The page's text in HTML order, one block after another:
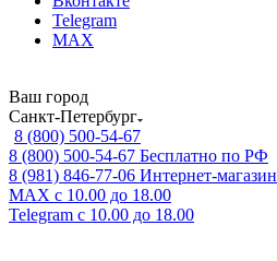
Telegram
MAX
Ваш город
Санкт-Петербург
8 (800) 500-54-67
8 (800) 500-54-67 Бесплатно по РФ
8 (981) 846-77-06 Интернет-магазин
MAX с 10.00 до 18.00
Telegram с 10.00 до 18.00